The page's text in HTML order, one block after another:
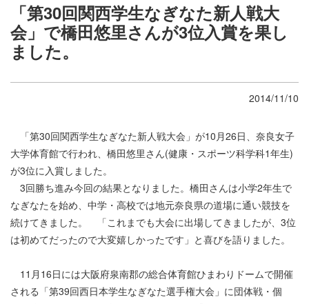
「第30回関西学生なぎなた新人戦大
会」で橋田悠里さんが3位入賞を果し
ました。
2014/11/10
「第30回関西学生なぎなた新人戦大会」が10月26日、奈良女子
大学体育館で行われ、橋田悠里さん(健康・スポーツ科学科1年生)
が3位に入賞しました。
3回勝ち進み今回の結果となりました。橋田さんは小学2年生で
なぎなたを始め、中学・高校では地元奈良県の道場に通い競技を
続けてきました。 「これまでも大会に出場してきましたが、3位
は初めてだったので大変嬉しかったです」と喜びを語りました。
11月16日には大阪府泉南郡の総合体育館ひまわりドームで開催
される「第39回西日本学生なぎなた選手権大会」に団体戦・個